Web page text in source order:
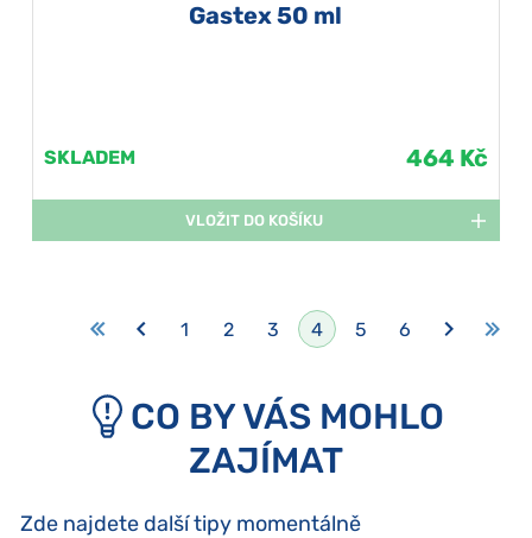
Gastex 50 ml
SKLADEM 464 Kč
VLOŽIT DO KOŠÍKU
1 2 3 4 5 6
CO BY VÁS MOHLO
ZAJÍMAT
Zde najdete další tipy momentálně